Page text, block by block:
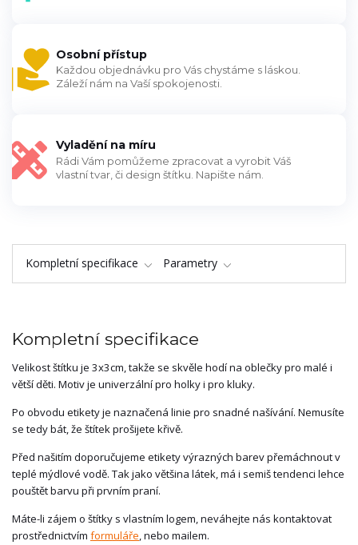
Osobní přístup
Každou objednávku pro Vás chystáme s láskou.
Záleží nám na Vaší spokojenosti.
Vyladění na míru
Rádi Vám pomůžeme zpracovat a vyrobit Váš
vlastní tvar, či design štítku. Napište nám.
Kompletní specifikace Parametry
Kompletní specifikace
Velikost štítku je 3x3cm, takže se skvěle hodí na oblečky pro malé i
větší děti. Motiv je univerzální pro holky i pro kluky.
Po obvodu etikety je naznačená linie pro snadné našívání. Nemusíte
se tedy bát, že štítek prošijete křivě.
Před našitím doporučujeme etikety výrazných barev přemáchnout v
teplé mýdlové vodě. Tak jako většina látek, má i semiš tendenci lehce
pouštět barvu při prvním praní.
Máte-li zájem o štítky s vlastním logem, neváhejte nás kontaktovat
prostřednictvím formuláře, nebo mailem.